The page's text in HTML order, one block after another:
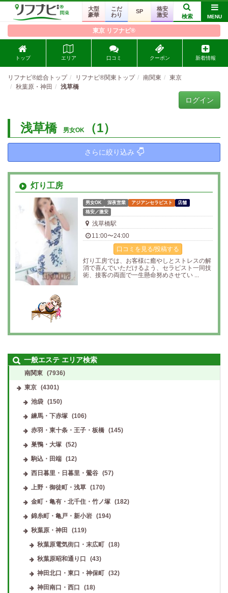
大型
豪華
こだ
わり
SP
格安
激安
検索 MENU
東京 リフナビ®
トップ エリア 口コミ クーポン 新着情報
リフナビ®総合トップ リフナビ®関東トップ 南関東
東京
秋葉原・神田
浅草橋
ログイン
浅草橋 男女OK （1）
さらに絞り込み
灯り工房
男女OK 深夜営業 アジアンセラピスト
店舗
格安／激安
浅草橋駅
11:00〜24:00
口コミを見る/投稿する
灯り工房では、お客様に癒やしとストレスの解
消で喜んでいただけるよう、セラピスト一同技
術、接客の両面で一生懸命努めさせてい ...
一般エステ エリア検索
南関東 (7936)
東京 (4301)
池袋
(150)
練馬・下赤塚
(106)
赤羽・東十条・王子・板橋
(145)
巣鴨・大塚
(52)
駒込・田端
(12)
西日暮里・日暮里・鶯谷
(57)
上野・御徒町・浅草
(170)
金町・亀有・北千住・竹ノ塚
(182)
錦糸町・亀戸・新小岩
(194)
秋葉原・神田
(119)
秋葉原電気街口・末広町 (18)
秋葉原昭和通り口
(43)
神田北口・東口・神保町 (32)
神田南口・西口
(18)